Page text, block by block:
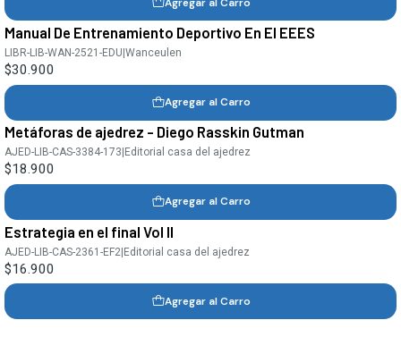
Manual De Entrenamiento Deportivo En El EEES
LIBR-LIB-WAN-2521-EDU|Wanceulen
$30.900
Agregar al Carro
Metáforas de ajedrez - Diego Rasskin Gutman
AJED-LIB-CAS-3384-173 Editorial casa del ajedrez
$18.900
Agregar al Carro
Estrategia en el final Vol II
AJED-LIB-CAS-2361-EF2|Editorial casa del ajedrez
$16.900
Agregar al Carro